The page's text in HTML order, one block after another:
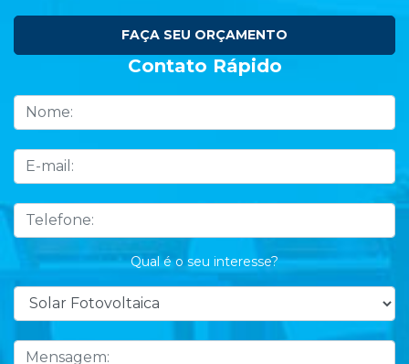
FAÇA SEU ORÇAMENTO
Contato Rápido
Qual é o seu interesse?